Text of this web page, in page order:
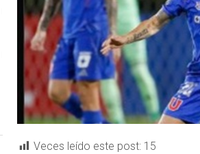
Veces leído este post: 15